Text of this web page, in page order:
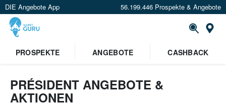
DIE Angebote App 56.199.446 Prospekte & Angebote
PROSPEKTE ANGEBOTE CASHBACK
PRÉSIDENT ANGEBOTE &
AKTIONEN